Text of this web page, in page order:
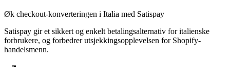
Øk checkout-konverteringen i Italia med Satispay
Satispay gir et sikkert og enkelt betalingsalternativ for italienske
forbrukere, og forbedrer utsjekkingsopplevelsen for Shopify-
handelsmenn.